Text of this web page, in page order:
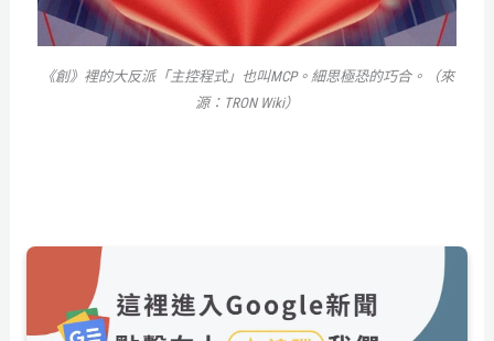
《創》裡的大反派「主控程式」也叫MCP。細思極恐的巧合。（來
源：TRON Wiki）